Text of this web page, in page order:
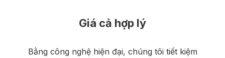
Giá cả hợp lý
Bằng công nghệ hiện đại, chúng tôi tiết kiệm